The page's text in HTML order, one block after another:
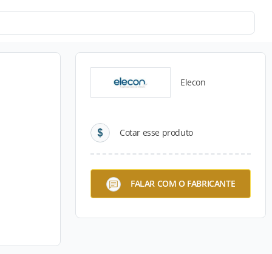
Elecon
Cotar esse produto
FALAR COM O FABRICANTE